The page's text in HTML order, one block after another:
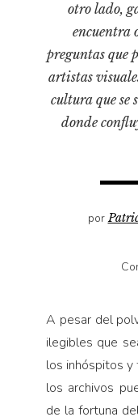
Sociedad
Vidas paralelas
otro lado,
encuentra
preguntas que
artistas
cultura que se
donde
por
A pesar del
ilegibles que
los inhóspitos y
los archivos
de la fortuna